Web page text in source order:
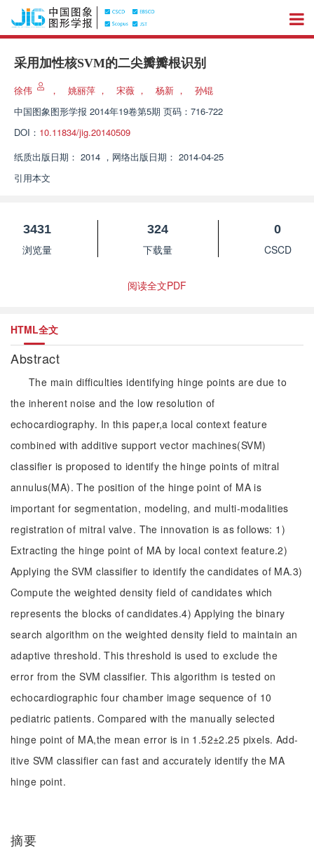
采用加性核SVM的二尖瓣瓣根识别
徐伟 ， 姚丽萍 ， 宋薇 ， 杨新 ，
孙锟
中国图象图形学报 2014年19卷第5期 页码：716-722
DOI： 10.11834/jig.20140509
纸质出版日期： 2014 ， 网络出版日期： 2014-04-25
引用本文
3431
浏览量
324
下载量
0
CSCD
阅读全文PDF
HTML全文
Abstract
The main difficulties identifying hinge points are due to
the inherent noise and the low resolution of
echocardiography. In this paper,a local context feature
combined with additive support vector machines(SVM)
classifier is proposed to identify the hinge points of mitral
annulus(MA). The position of the hinge point of MA is
important for segmentation, modeling, and multi-modalities
registration of mitral valve. The innovation is as follows: 1)
Extracting the hinge point of MA by local context feature.2)
Applying the SVM classifier to identify the candidates of MA.3)
Compute the weighted density field of candidates which
represents the blocks of candidates.4) Applying the binary
search algorithm on the weighted density field to maintain an
adaptive threshold. This threshold is used to exclude the
error from the SVM classifier. This algorithm is tested on
echocardiographic four chamber image sequence of 10
pediatric patients. Compared with the manually selected
hinge point of MA,the mean error is in 1.52±2.25 pixels. Add-
itive SVM classifier can fast and accurately identify the MA
hinge point.
摘要